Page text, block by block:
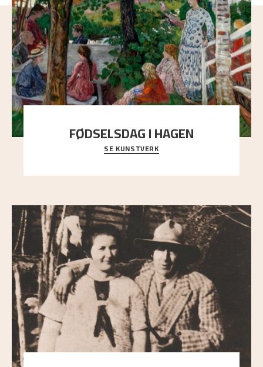
FØDSELSDAG I HAGEN
En gruppe mennesker er samlet under de store
trekronene i prestegårdshagen...
SE KUNSTVERK